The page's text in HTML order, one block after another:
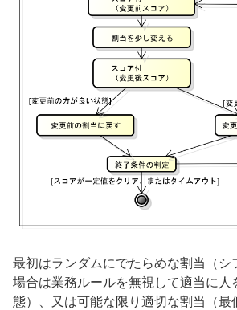
最初はランダムにでたらめな割当（シ
場合は業務ルールを無視して適当に人
態）、又は可能な限り適切な割当（最